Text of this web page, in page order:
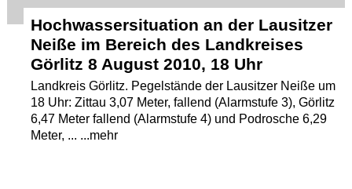
Hochwassersituation an der Lausitzer
Neiße im Bereich des Landkreises
Görlitz 8 August 2010, 18 Uhr
Landkreis Görlitz. Pegelstände der Lausitzer Neiße um
18 Uhr: Zittau 3,07 Meter, fallend (Alarmstufe 3), Görlitz
6,47 Meter fallend (Alarmstufe 4) und Podrosche 6,29
Meter, ... ...mehr